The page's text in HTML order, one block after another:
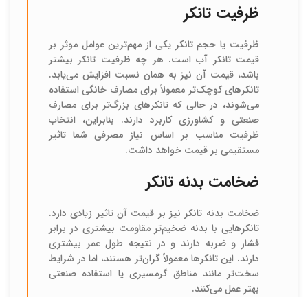
ظرفیت تانکر
ظرفیت یا حجم تانکر یکی از مهم‌ترین عوامل موثر بر
قیمت تانکر آب است. هر چه ظرفیت تانکر بیشتر
باشد، قیمت آن نیز به همان نسبت افزایش می‌یابد.
تانکرهای کوچک‌تر معمولاً برای مصارف خانگی استفاده
می‌شوند، در حالی که تانکرهای بزرگ‌تر برای مصارف
صنعتی و کشاورزی کاربرد دارند. بنابراین، انتخاب
ظرفیت مناسب بر اساس نیاز مصرفی شما تاثیر
مستقیمی بر قیمت خواهد داشت.
ضخامت بدنه تانکر
ضخامت بدنه تانکر نیز بر قیمت آن تاثیر زیادی دارد.
تانکرهایی با بدنه ضخیم‌تر مقاومت بیشتری در برابر
فشار و ضربه دارند و در نتیجه طول عمر بیشتری
دارند. این تانکرها معمولاً گران‌تر هستند، اما در شرایط
سخت‌تر مانند مناطق گرمسیری یا استفاده صنعتی
بهتر عمل می‌کنند.